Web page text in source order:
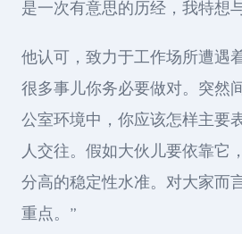
是一次有意思的历经，我特想
他认可，致力于工作场所遭遇
很多事儿你务必要做对。突然
公室环境中，你应该怎样主要
人交往。假如大伙儿要依靠它
分高的稳定性水准。对大家而
重点。”